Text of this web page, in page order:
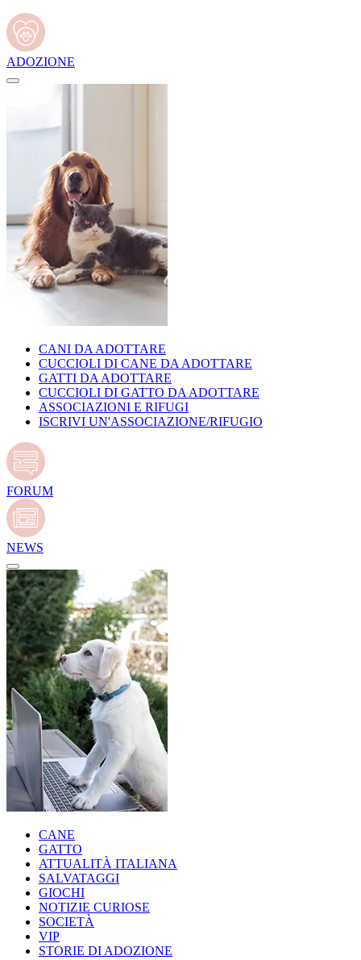
ADOZIONE
CANI DA ADOTTARE
CUCCIOLI DI CANE DA ADOTTARE
GATTI DA ADOTTARE
CUCCIOLI DI GATTO DA ADOTTARE
ASSOCIAZIONI E RIFUGI
ISCRIVI UN'ASSOCIAZIONE/RIFUGIO
FORUM
NEWS
CANE
GATTO
ATTUALITÀ ITALIANA
SALVATAGGI
GIOCHI
NOTIZIE CURIOSE
SOCIETÀ
VIP
STORIE DI ADOZIONE